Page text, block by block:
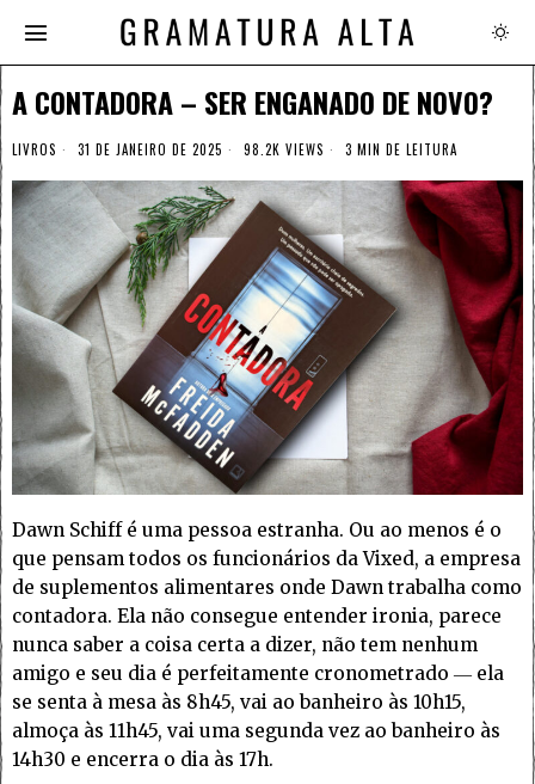
A CONTADORA – SER ENGANADO DE NOVO?
LIVROS 31 DE JANEIRO DE 2025 98.2K VIEWS 3 MIN DE LEITURA
Dawn Schiff é uma pessoa estranha. Ou ao menos é o
que pensam todos os funcionários da Vixed, a empresa
de suplementos alimentares onde Dawn trabalha como
contadora. Ela não consegue entender ironia, parece
nunca saber a coisa certa a dizer, não tem nenhum
amigo e seu dia é perfeitamente cronometrado ― ela
se senta à mesa às 8h45, vai ao banheiro às 10h15,
almoça às 11h45, vai uma segunda vez ao banheiro às
14h30 e encerra o dia às 17h.